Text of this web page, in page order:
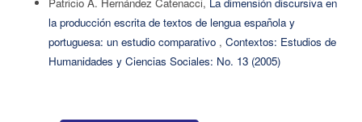
la producción escrita de textos de lengua española y
portuguesa: un estudio comparativo , Contextos: Estudios de
Humanidades y Ciencias Sociales: No. 13 (2005)